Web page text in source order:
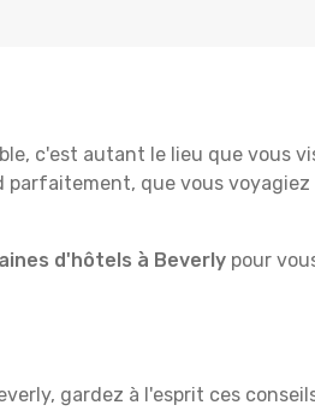
c'est autant le lieu que vous
parfaitement, que vous
d'hôtels à Beverly pour
gardez à l'esprit ces